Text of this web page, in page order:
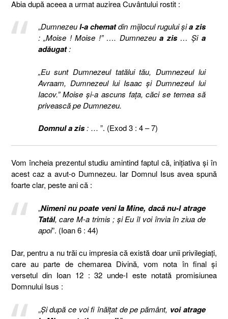
Abia după aceea a urmat auzirea Cuvântului rostit :
„Dumnezeul-a chematdin mijlocul rugului şia zis
: „Moise ! Moise !” …. Dumnezeua zis… Şi a
adăugat:
„Eu sunt Dumnezeul tatălui tău, Dumnezeul lui
Avraam, Dumnezeul lui Isaac şi Dumnezeul lui
Iacov.” Moise şi-a ascuns faţa, căci se temea să
privească pe Dumnezeu.
Domnul a zis:… ”. (Exod 3 : 4 – 7)
Vom încheia prezentul studiu amintind faptul că, inițiativa și în
acest caz a avut-o Dumnezeu. Iar Domnul Isus avea spună
foarte clar, peste ani că :
„Nimeni nu poate veni la Mine, dacă nu-l atrage
Tatăl, care M-a trimis ; şi Eu îl voi învia în ziua de
apoi”. (Ioan 6 : 44)
Dar, pentru a nu trăi cu impresia că există doar unii privilegiați,
care au parte de chemarea Divină, vom nota în final și
versetul din Ioan 12 : 32 unde-I este notată promisiunea
Domnului Isus :
„Şi după ce voi fi înălţat de pe pământ, voi atrage